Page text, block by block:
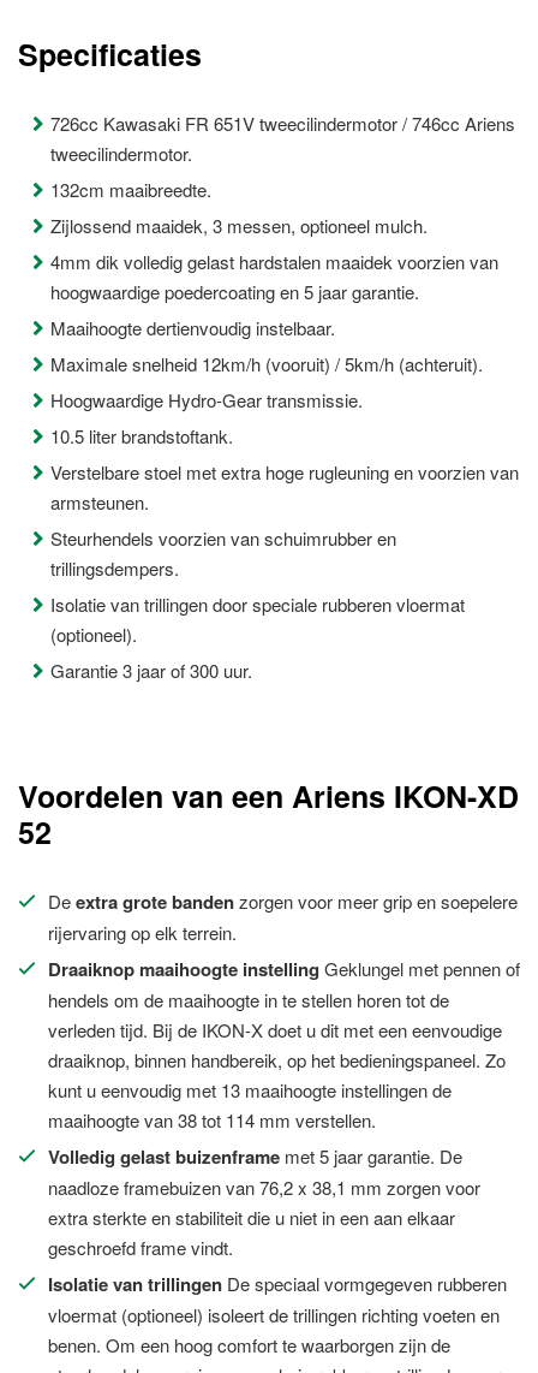
Specificaties
726cc Kawasaki FR 651V tweecilindermotor / 746cc Ariens
tweecilindermotor.
132cm maaibreedte.
Zijlossend maaidek, 3 messen, optioneel mulch.
4mm dik volledig gelast hardstalen maaidek voorzien van
hoogwaardige poedercoating en 5 jaar garantie.
Maaihoogte dertienvoudig instelbaar.
Maximale snelheid 12km/h (vooruit) / 5km/h (achteruit).
Hoogwaardige Hydro-Gear transmissie.
10.5 liter brandstoftank.
Verstelbare stoel met extra hoge rugleuning en voorzien van
armsteunen.
Steurhendels voorzien van schuimrubber en
trillingsdempers.
Isolatie van trillingen door speciale rubberen vloermat
(optioneel).
Garantie 3 jaar of 300 uur.
Voordelen van een Ariens IKON-XD
52
Deextra grote bandenzorgen voor meer grip en soepelere
rijervaring op elk terrein.
Draaiknop maaihoogte instelling Geklungel met pennen of
hendels om de maaihoogte in te stellen horen tot de
verleden tijd. Bij de IKON-X doet u dit met een eenvoudige
draaiknop, binnen handbereik, op het bedieningspaneel. Zo
kunt u eenvoudig met 13 maaihoogte instellingen de
maaihoogte van 38 tot 114 mm verstellen.
Volledig gelast buizenframe met 5 jaar garantie. De
naadloze framebuizen van 76,2 x 38,1 mm zorgen voor
extra sterkte en stabiliteit die u niet in een aan elkaar
geschroefd frame vindt.
Isolatie van trillingen De speciaal vormgegeven rubberen
vloermat (optioneel) isoleert de trillingen richting voeten en
benen. Om een hoog comfort te waarborgen zijn de